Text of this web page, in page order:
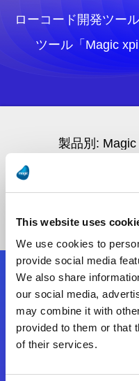
This website uses
We use cookies to
provide social media
We also share
our social media,
may combine it with
provided to them or that
of their services.
ローコード開発ツー
ツール「Magic
お問合
フォローする